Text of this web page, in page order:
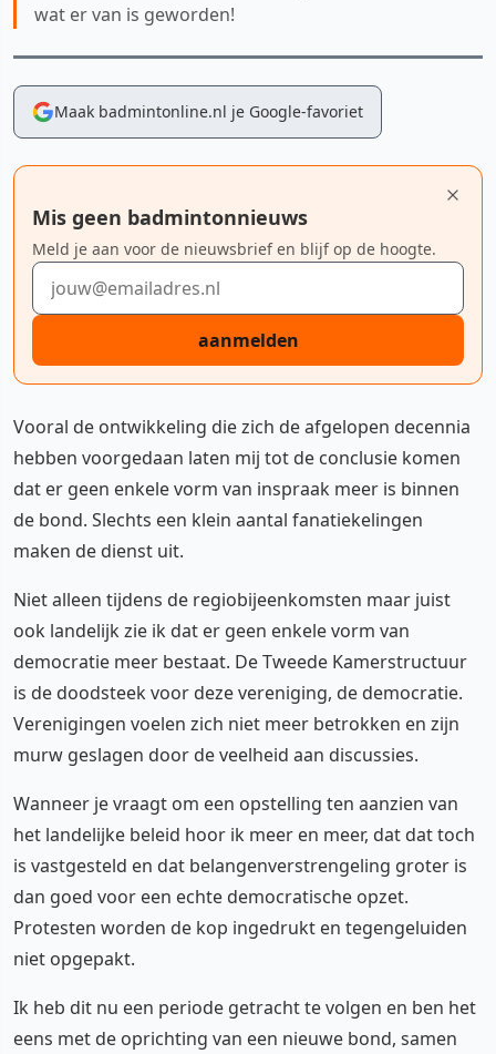
wat er van is geworden!
Maak badmintonline.nl je Google-favoriet
Mis geen badmintonnieuws
Meld je aan voor de nieuwsbrief en blijf op de hoogte.
E-mailadres
aanmelden
Vooral de ontwikkeling die zich de afgelopen decennia
hebben voorgedaan laten mij tot de conclusie komen
dat er geen enkele vorm van inspraak meer is binnen
de bond. Slechts een klein aantal fanatiekelingen
maken de dienst uit.
Niet alleen tijdens de regiobijeenkomsten maar juist
ook landelijk zie ik dat er geen enkele vorm van
democratie meer bestaat. De Tweede Kamerstructuur
is de doodsteek voor deze vereniging, de democratie.
Verenigingen voelen zich niet meer betrokken en zijn
murw geslagen door de veelheid aan discussies.
Wanneer je vraagt om een opstelling ten aanzien van
het landelijke beleid hoor ik meer en meer, dat dat toch
is vastgesteld en dat belangenverstrengeling groter is
dan goed voor een echte democratische opzet.
Protesten worden de kop ingedrukt en tegengeluiden
niet opgepakt.
Ik heb dit nu een periode getracht te volgen en ben het
eens met de oprichting van een nieuwe bond, samen